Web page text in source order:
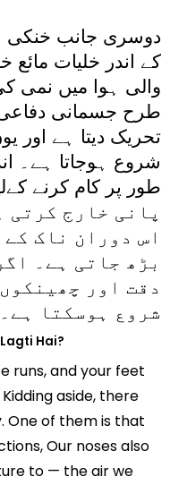
دوسری جانب
کے اندر خلیات مائع
والی ہوا میں
طرح جسمانی
تحریک دیتا ہے اور
شروع ہوجاتا ہے۔
پانی خارج کرتی
اس دوران ناک
بڑھ جاتی ہے۔
دقت اور
شروع ہوسکتا ہے۔
Hai?
runs, and your feet
aside, there
One of them is that
Our noses also
to — the air we